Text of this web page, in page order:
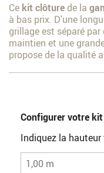
Ce kit clôturede la
à bas prix. D'une
grillage est séparé
maintien et une
propose de la qualité
Configurer votre
Indiquez la